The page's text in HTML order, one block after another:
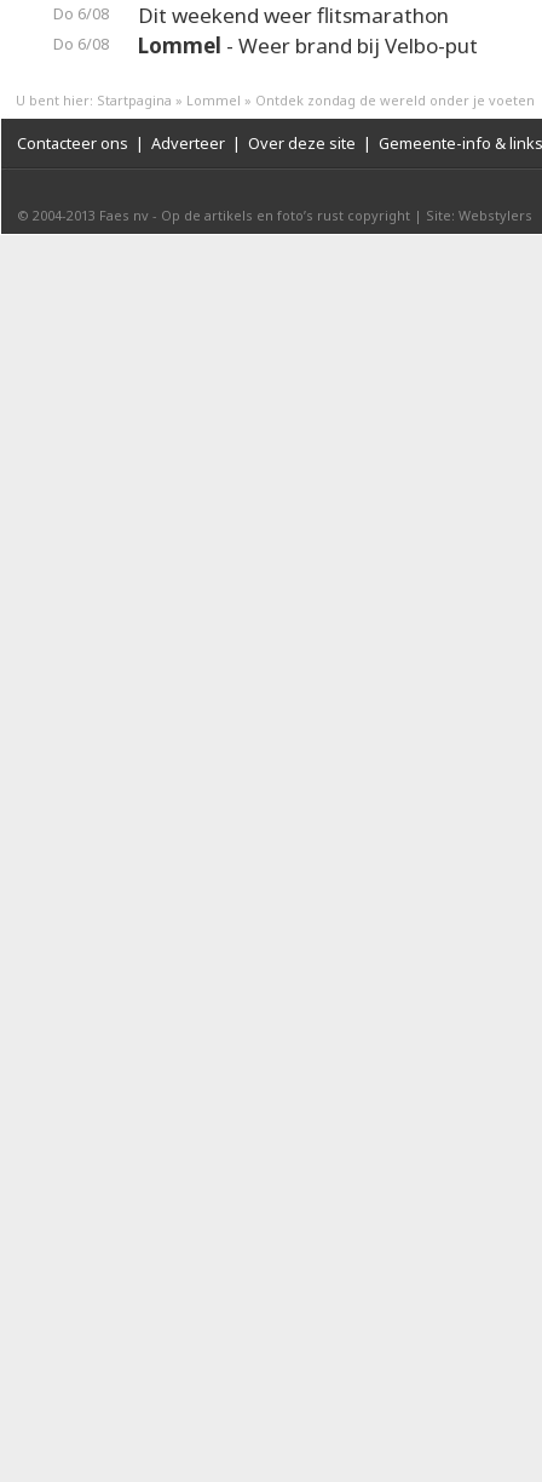
Do 6/08 Dit weekend weer flitsmarathon
Do 6/08 Lommel - Weer brand bij Velbo-put
U bent hier: Startpagina » Lommel » Ontdek zondag de wereld onder je voeten
Contacteer ons | Adverteer | Over deze site | Gemeente-info & links
© 2004-2013 Faes nv - Op de artikels en foto’s rust copyright | Site: Webstylers